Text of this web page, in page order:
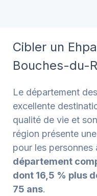
Cibler un
Bouches-du-
Le département
excellente
qualité de vie et
région présente
pour les personnes
département
dont 16,5 % plus
75 ans.